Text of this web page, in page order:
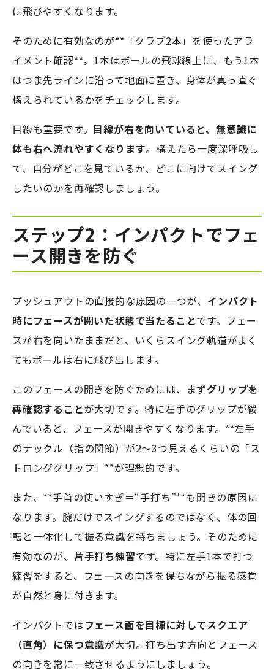
に飛びやすくなります。
そのために有効なのが**「クラブ2本」を使ったアラ
イメント確認**。1本はボールの飛球線上に、もう1本
はつま先ラインに沿って地面に置き、身体が真っ直ぐ
構えられているかをチェックします。
目線も重要です。 目線が右を向いていると、無意識に
体も右へ流れやすくなります。構えたら一度深呼吸し
て、自分がどこを見ているか、どこに向けてスイング
したいのかを再確認しましょう。
ステップ2：インパクトでフェ
ース開きを防ぐ
プッシュアウトの直接的な原因の一つが、 インパクト
時にフェースが開いた状態で当たることです。フェー
スが右を向いたままだと、いくらスイング軌道がよく
てもボールは右に飛び出します。
このフェースの開きを防ぐためには、まずグリップを
再確認することが大切です。特に左手のグリップが緩
んでいると、フェースが開きやすくなります。**左手
のナックル（指の関節）が2〜3つ見えるくらいの「ス
トロンググリップ」**が理想的です。
また、**手首の使いすぎ＝“手打ち”**も開きの原因に
なります。腕だけでスイングするのではなく、体の回
転と一体化して振る意識を持ちましょう。そのために
有効なのが、 片手打ち練習です。特に左手1本で打つ
練習をすると、フェースの向きを保ちながら振る感覚
が自然と身に付きます。
インパクトではフェース面を目標に対してスクエア
（直角）に保つ意識が大切。打ち出す方向とフェース
の向きを常に一致させるようにしましょう。